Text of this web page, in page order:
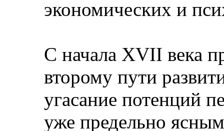
экономических и
С начала XVII века
второму пути
угасание потенций
уже предельно